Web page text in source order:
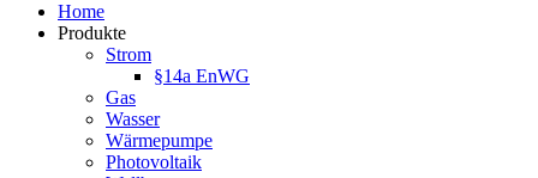
Home
Produkte
Strom
§14a EnWG
Gas
Wasser
Wärmepumpe
Photovoltaik